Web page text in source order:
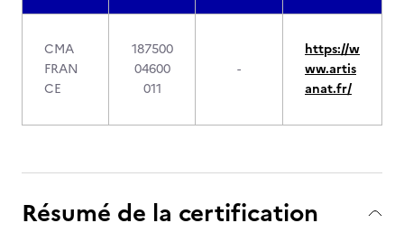
CMA
FRAN
CE
187500
04600
011
-
https://w
ww.artis
anat.fr/
Résumé de la certification